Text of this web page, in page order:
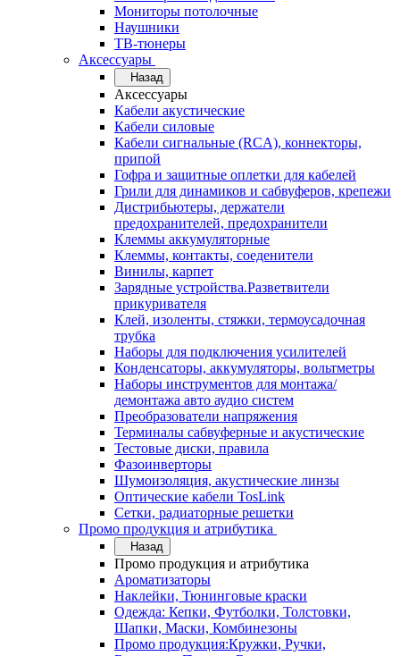
Мониторы потолочные
Наушники
ТВ-тюнеры
Аксессуары
Назад
Аксессуары
Кабели акустические
Кабели силовые
Кабели сигнальные (RCA), коннекторы,
припой
Гофра и защитные оплетки для кабелей
Грили для динамиков и сабвуферов, крепежи
Дистрибьютеры, держатели
предохранителей, предохранители
Клеммы аккумуляторные
Клеммы, контакты, соеденители
Винилы, карпет
Зарядные устройства.Разветвители
прикуривателя
Клей, изоленты, стяжки, термоусадочная
трубка
Наборы для подключения усилителей
Конденсаторы, аккумуляторы, вольтметры
Наборы инструментов для монтажа/
демонтажа авто аудио систем
Преобразователи напряжения
Терминалы сабвуферные и акустические
Тестовые диски, правила
Фазоинверторы
Шумоизоляция, акустические линзы
Оптические кабели TosLink
Сетки, радиаторные решетки
Промо продукция и атрибутика
Назад
Промо продукция и атрибутика
Ароматизаторы
Наклейки, Тюнинговые краски
Одежда: Кепки, Футболки, Толстовки,
Шапки, Маски, Комбинезоны
Промо продукция:Кружки, Ручки,